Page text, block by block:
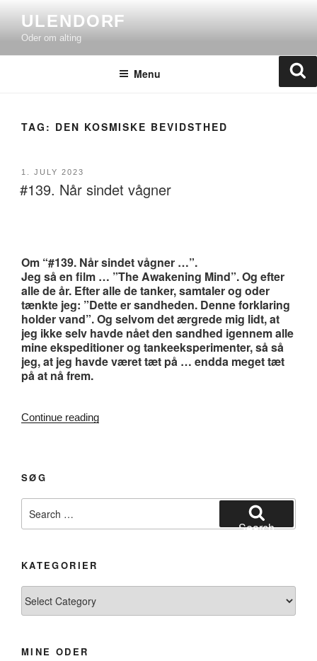
content
ULENDORF
Oder om alting
Menu
TAG: DEN KOSMISKE BEVIDSTHED
POSTED
ON
1. JULY 2023
#139. Når sindet vågner
Om “#139. Når sindet vågner …”.
Jeg så en film … ”The Awakening Mind”. Og efter
alle de år. Efter alle de tanker, samtaler og oder
tænkte jeg: ”Dette er sandheden. Denne forklaring
holder vand”. Og selvom det ærgrede mig lidt, at
jeg ikke selv havde nået den sandhed igennem alle
mine ekspeditioner og tankeeksperimenter, så så
jeg, at jeg havde været tæt på … endda meget tæt
på at nå frem.
Continue reading“#139.
SØG
for:
Search
KATEGORIER
MINE ODER